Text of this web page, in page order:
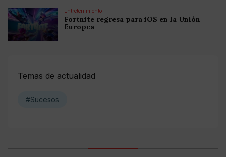
Entretenimiento
Fortnite regresa para iOS en la Unión
Europea
Temas de actualidad
#Sucesos